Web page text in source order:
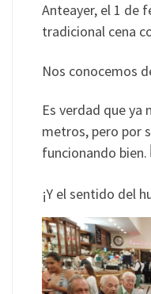
Anteayer, el 1 de
tradicional cena
Nos conocemos
Es verdad que ya
metros, pero por
funcionando bien.
¡Y el sentido del